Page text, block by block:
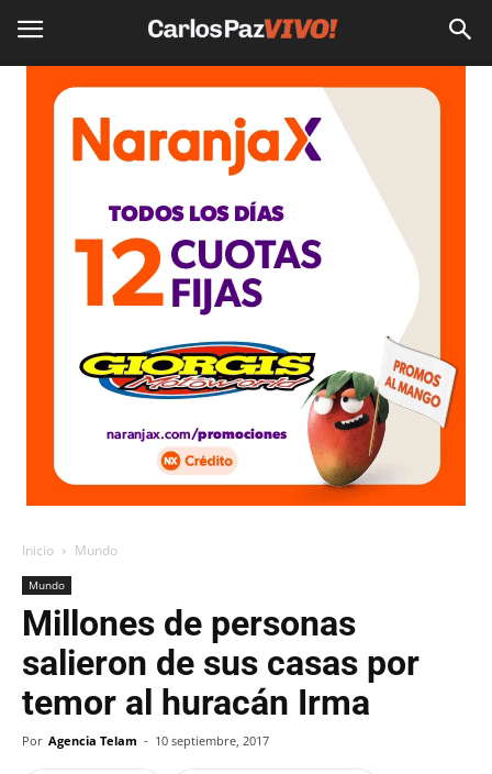
Inicio Mundo
Mundo
Millones de personas
salieron de sus casas por
temor al huracán Irma
Por Agencia Telam - 10 septiembre, 2017